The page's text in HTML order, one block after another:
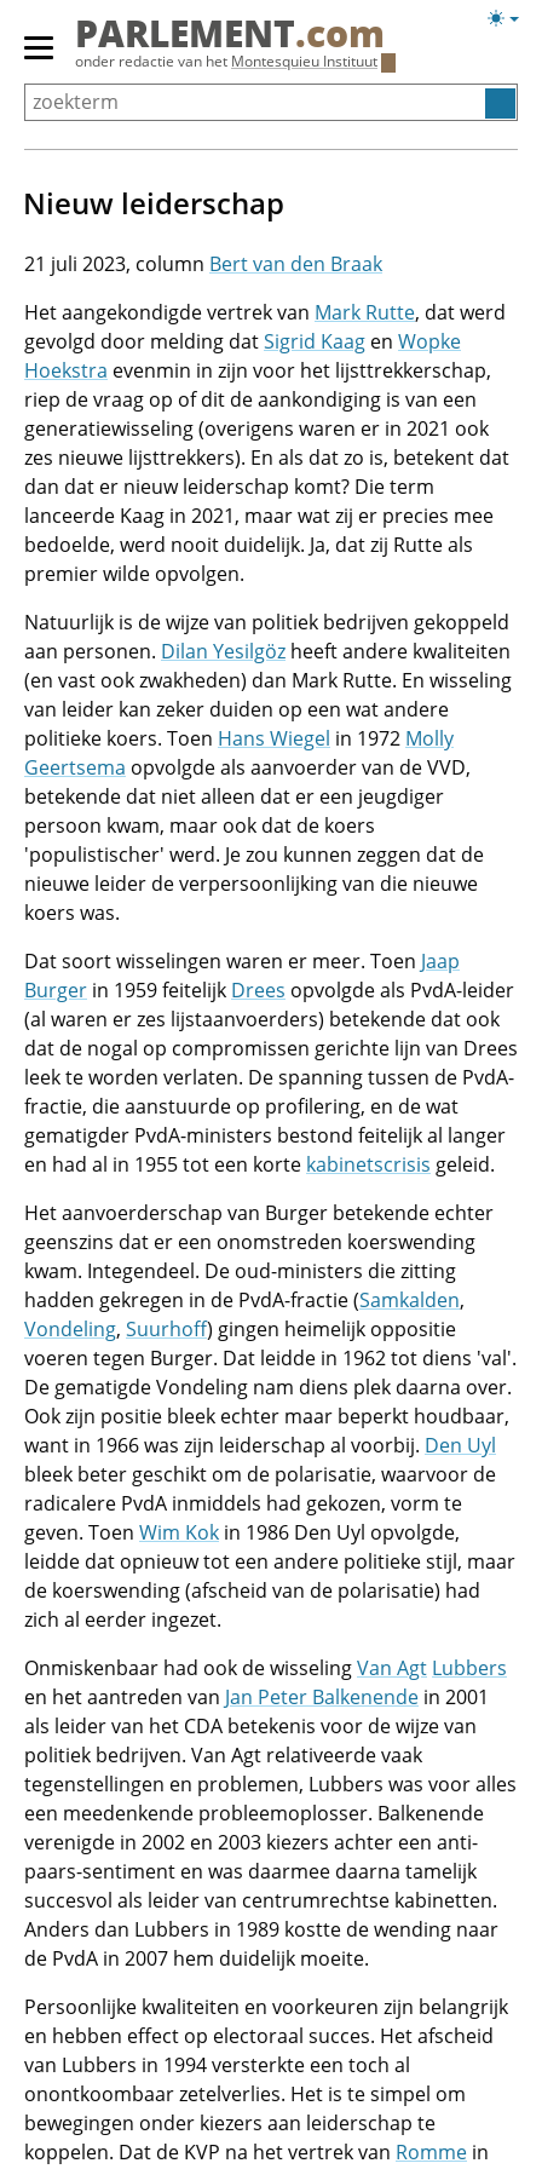
Overslaan
Primair
menu
tonen/verbergen
PARLEMENT.com
onder redactie van het Montesquieu Instituut
Nieuw leiderschap
21 juli 2023
Bert van den Braak
Het aangekondigde vertrek van Mark Rutte, dat werd
gevolgd door melding datSigrid Kaag en Wopke
Hoekstra evenmin in zijn voor het lijsttrekkerschap,
riep de vraag op of dit de aankondiging is van een
generatiewisseling (overigens waren er in 2021 ook
zes nieuwe lijsttrekkers). En als dat zo is, betekent dat
dan dat er nieuw leiderschap komt? Die term
lanceerde Kaag in 2021, maar wat zij er precies mee
bedoelde, werd nooit duidelijk. Ja, dat zij Rutte als
premier wilde opvolgen.
Natuurlijk is de wijze van politiek bedrijven gekoppeld
aan personen. Dilan Yesilgöz heeft andere kwaliteiten
(en vast ook zwakheden) dan Mark Rutte. En wisseling
van leider kan zeker duiden op een wat andere
politieke koers. Toen Hans Wiegel in 1972 Molly
Geertsema opvolgde als aanvoerder van de VVD,
betekende dat niet alleen dat er een jeugdiger
persoon kwam, maar ook dat de koers
'populistischer' werd. Je zou kunnen zeggen dat de
nieuwe leider de verpersoonlijking van die nieuwe
koers was.
Dat soort wisselingen waren er meer. Toen Jaap
Burger in 1959 feitelijk Drees opvolgde als PvdA-leider
(al waren er zes lijstaanvoerders) betekende dat ook
dat de nogal op compromissen gerichte lijn van Drees
leek te worden verlaten. De spanning tussen de PvdA-
fractie, die aanstuurde op profilering, en de wat
gematigder PvdA-ministers bestond feitelijk al langer
en had al in 1955 tot een korte kabinetscrisis geleid.
Het aanvoerderschap van Burger betekende echter
geenszins dat er een onomstreden koerswending
kwam. Integendeel. De oud-ministers die zitting
hadden gekregen in de PvdA-fractie (Samkalden,
Vondeling, Suurhoff) gingen heimelijk oppositie
voeren tegen Burger. Dat leidde in 1962 tot diens 'val'.
De gematigde Vondeling nam diens plek daarna over.
Ook zijn positie bleek echter maar beperkt houdbaar,
want in 1966 was zijn leiderschap al voorbij. Den Uyl
bleek beter geschikt om de polarisatie, waarvoor de
radicalere PvdA inmiddels had gekozen, vorm te
geven. Toen Wim Kok in 1986 Den Uyl opvolgde,
leidde dat opnieuw tot een andere politieke stijl, maar
de koerswending (afscheid van de polarisatie) had
zich al eerder ingezet.
Onmiskenbaar had ook de wisselingVan Agt Lubbers
en het aantreden van Jan Peter Balkenende in 2001
als leider van het CDA betekenis voor de wijze van
politiek bedrijven. Van Agt relativeerde vaak
tegenstellingen en problemen, Lubbers was voor alles
een meedenkende probleemoplosser. Balkenende
verenigde in 2002 en 2003 kiezers achter een anti-
paars-sentiment en was daarmee daarna tamelijk
succesvol als leider van centrumrechtse kabinetten.
Anders dan Lubbers in 1989 kostte de wending naar
de PvdA in 2007 hem duidelijk moeite.
Persoonlijke kwaliteiten en voorkeuren zijn belangrijk
en hebben effect op electoraal succes. Het afscheid
van Lubbers in 1994 versterkte een toch al
onontkoombaar zetelverlies. Het is te simpel om
bewegingen onder kiezers aan leiderschap te
koppelen. Dat de KVP na het vertrek van Romme in